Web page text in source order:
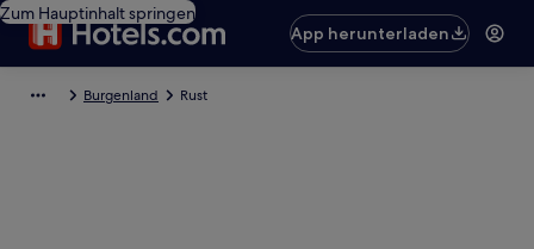
Zum Hauptinhalt springen
App herunterladen
Burgenland Rust